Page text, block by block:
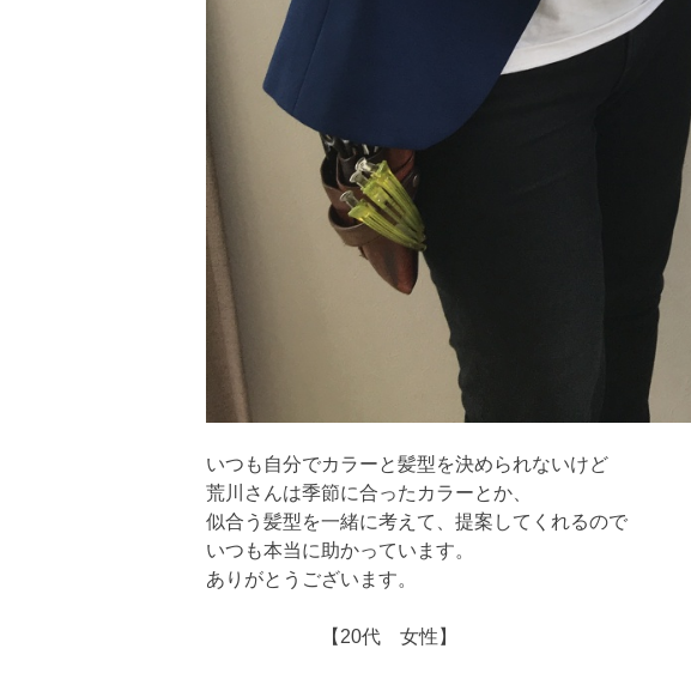
いつも自分でカラーと髪型を決められないけど
荒川さんは季節に合ったカラーとか、
似合う髪型を一緒に考えて、提案してくれるので
いつも本当に助かっています。
ありがとうございます。
【20代 女性】